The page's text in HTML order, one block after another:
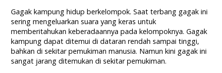
Gagak kampung hidup berkelompok. Saat terbang gagak ini
sering mengeluarkan suara yang keras untuk
memberitahukan keberadaannya pada kelompoknya. Gagak
kampung dapat ditemui di dataran rendah sampai tinggi,
bahkan di sekitar pemukiman manusia. Namun kini gagak ini
sangat jarang ditemukan di sekitar pemukiman.